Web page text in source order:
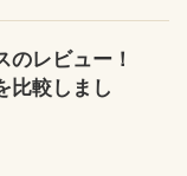
のレビュー！
比較しまし